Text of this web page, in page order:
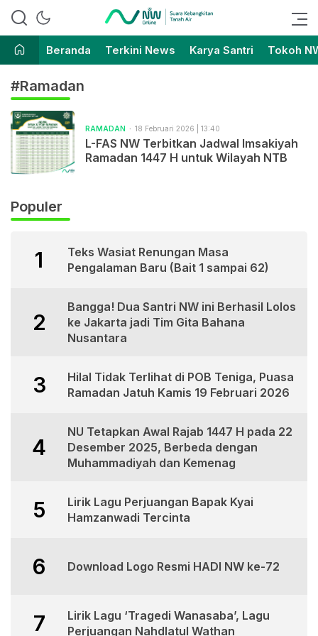
Nahdlatul Wathan Online
Suara Kebangkitan Tanah Air
Beranda
Terkini News Karya Santri Tokoh
#Ramadan
RAMADAN 18 Februari 2026 | 13:40
L-FAS NW Terbitkan Jadwal Imsakiyah
Ramadan 1447 H untuk Wilayah NTB
Populer
1
Teks Wasiat Renungan Masa
Pengalaman Baru (Bait 1 sampai 62)
2
Bangga! Dua Santri NW ini Berhasil Lolos
ke Jakarta jadi Tim Gita Bahana
Nusantara
3
Hilal Tidak Terlihat di POB Teniga, Puasa
Ramadan Jatuh Kamis 19 Februari 2026
4
NU Tetapkan Awal Rajab 1447 H pada 22
Desember 2025, Berbeda dengan
Muhammadiyah dan Kemenag
5
Lirik Lagu Perjuangan Bapak Kyai
Hamzanwadi Tercinta
6 Download Logo Resmi HADI NW ke-72
7
Lirik Lagu ‘Tragedi Wanasaba’, Lagu
Perjuangan Nahdlatul Wathan